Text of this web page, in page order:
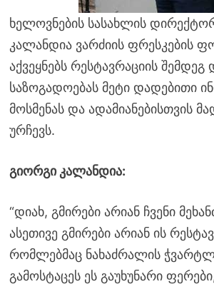
ხელოვნების სასახლის
კალანდია ვარძიის ფრესკების
აქვეყნებს რესტავრაციის შემდეგ
საზოგადოებას მეტი დადებითი
მოსმენას და ადამიანებისთვის
ურჩევს.
გიორგი კალანდია:
“დიახ, გმირები არიან ჩვენი
ასეთივე გმირები არიან ის
რომლებმაც ნახაძრალის
გამოსტაცეს ეს გაუხუნარი